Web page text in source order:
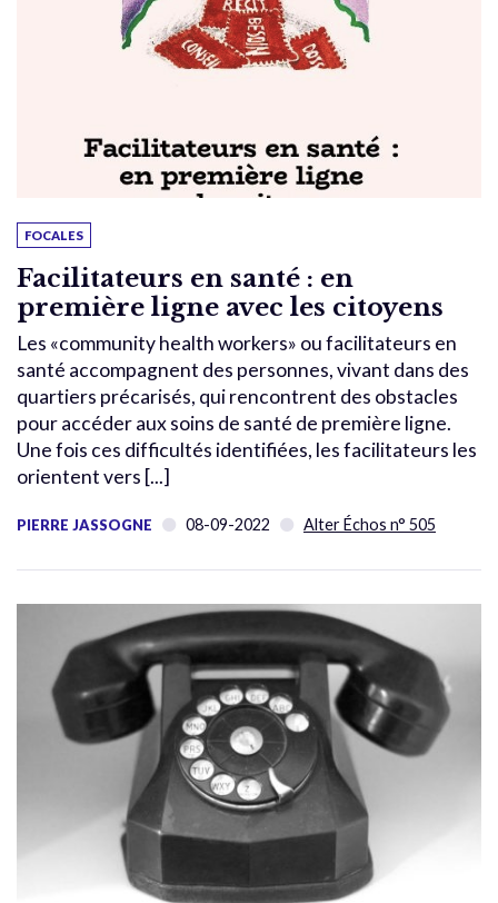
FOCALES
Facilitateurs en santé : en
première ligne avec les citoyens
Les «community health workers» ou facilitateurs en
santé accompagnent des personnes, vivant dans des
quartiers précarisés, qui rencontrent des obstacles
pour accéder aux soins de santé de première ligne.
Une fois ces difficultés identifiées, les facilitateurs les
orientent vers [...]
PIERRE JASSOGNE 08-09-2022 Alter Échos n° 505